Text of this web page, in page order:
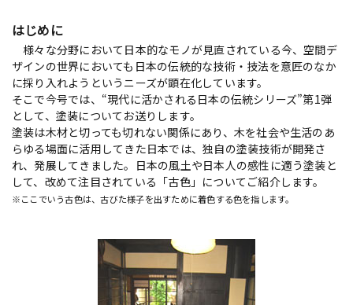
はじめに
様々な分野において日本的なモノが見直されている今、空間デ
ザインの世界においても日本の伝統的な技術・技法を意匠のなか
に採り入れようというニーズが顕在化しています。
そこで今号では、“現代に活かされる日本の伝統シリーズ”第1弾
として、塗装についてお送りします。
塗装は木材と切っても切れない関係にあり、木を社会や生活のあ
らゆる場面に活用してきた日本では、独自の塗装技術が開発さ
れ、発展してきました。日本の風土や日本人の感性に適う塗装と
して、改めて注目されている「古色」についてご紹介します。
※ここでいう古色は、古びた様子を出すために着色する色を指します。